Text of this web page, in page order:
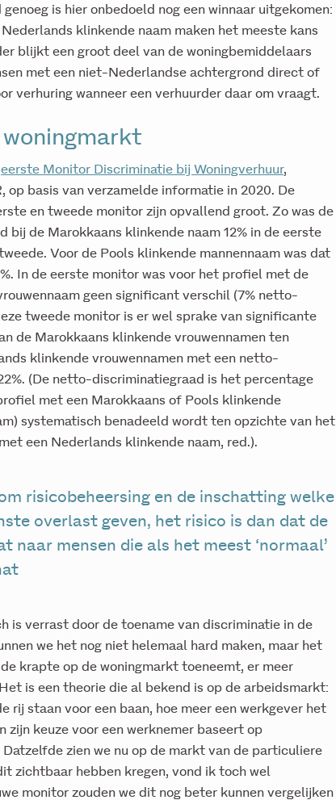
is hier onbedoeld nog een winnaar uitgekomen:
klinkende naam maken het meeste kans
blijkt een groot deel van de woningbemiddelaars
met een niet-Nederlandse achtergrond direct of
verhuring wanneer een verhuurder daar om vraagt.
eerste Monitor Discriminatie bij Woningverhuur,
op basis van verzamelde informatie in 2020. De
en tweede monitor zijn opvallend groot. Zo was de
bij de Marokkaans klinkende naam 12% in de eerste
Voor de Pools klinkende mannennaam was dat
In de eerste monitor was voor het profiel met de
geen significant verschil (7% netto-
tweede monitor is er wel sprake van significante
de Marokkaans klinkende vrouwennamen ten
klinkende vrouwennamen met een netto-
(De netto-discriminatiegraad is het percentage
met een Marokkaans of Pools klinkende
systematisch benadeeld wordt ten opzichte van het
een Nederlands klinkende naam, red.).
risicobeheersing en de inschatting welke
overlast geven, het risico is dan dat de
naar mensen die als het meest ‘normaal’
is verrast door de toename van discriminatie in de
we het nog niet helemaal hard maken, maar het
krapte op de woningmarkt toeneemt, er meer
is een theorie die al bekend is op de arbeidsmarkt:
rij staan voor een baan, hoe meer een werkgever het
zijn keuze voor een werknemer baseert op
zien we nu op de markt van de particuliere
zichtbaar hebben kregen, vond ik toch wel
monitor zouden we dit nog beter kunnen vergelijken